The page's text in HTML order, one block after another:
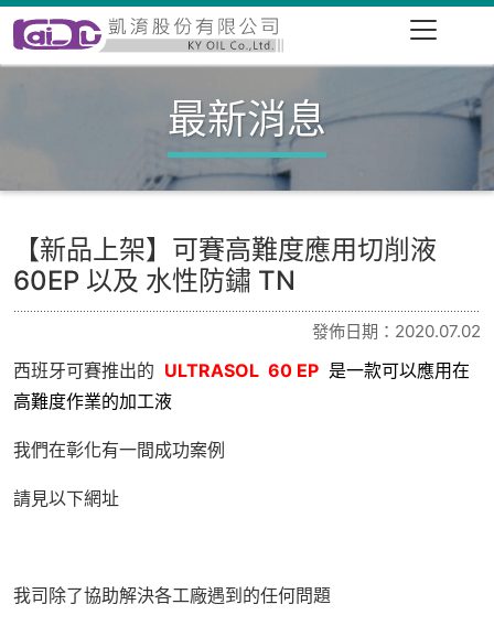
最新消息
【新品上架】可賽高難度應用切削液
60EP 以及 水性防鏽 TN
發佈日期：2020.07.02
西班牙可賽推出的 ULTRASOL 60 EP 是一款可以應用在
高難度作業的加工液
我們在彰化有一間成功案例
請見以下網址
我司除了協助解決各工廠遇到的任何問題